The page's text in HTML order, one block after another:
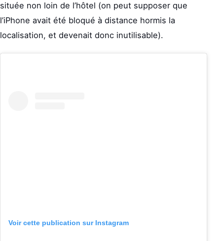
située non loin de l’hôtel (on peut supposer que
l’iPhone avait été bloqué à distance hormis la
localisation, et devenait donc inutilisable).
Voir cette publication sur Instagram